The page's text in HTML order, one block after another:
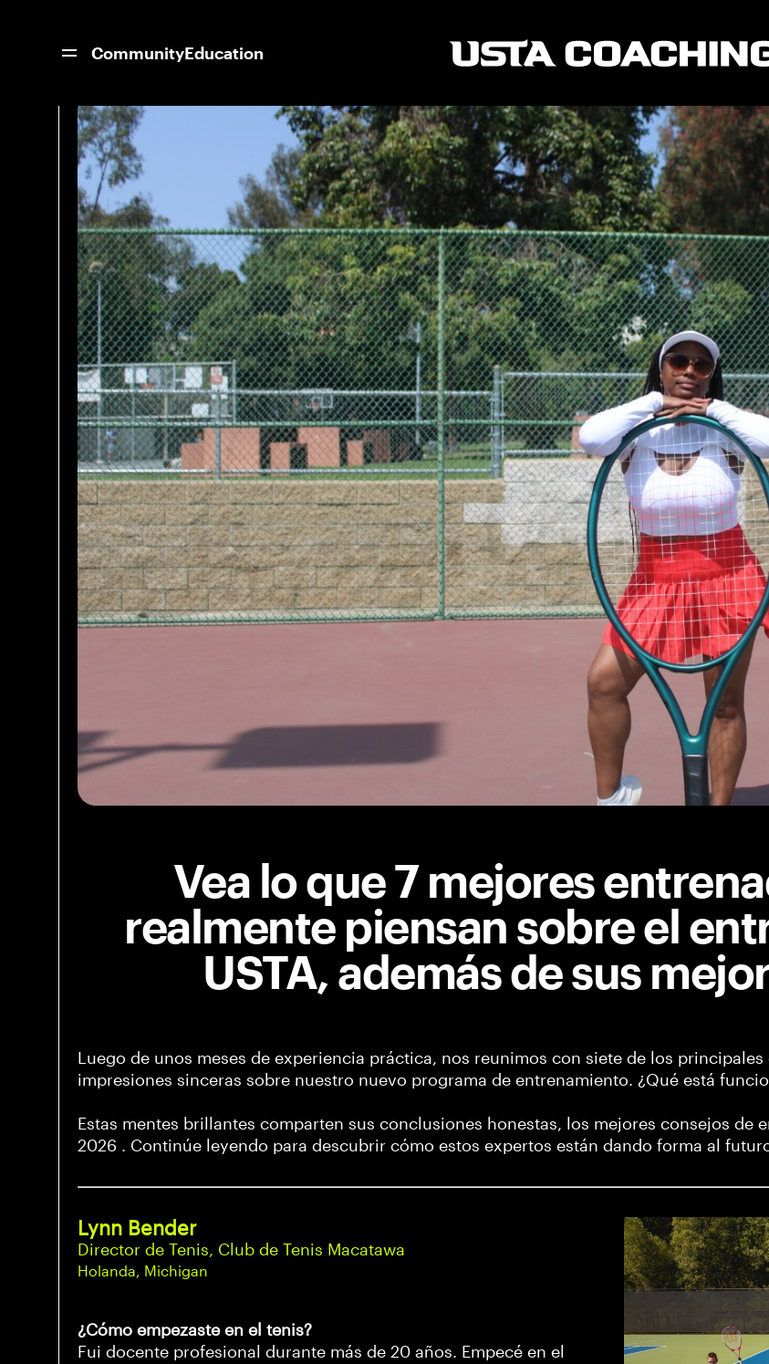
Community Education
Vea lo que 7 mejores entrenadores de tenis realmente piensan sobre el
Vea lo que 7 mejores
realmente piensan sobre el
USTA, además de sus
Luego de unos meses de experiencia práctica, nos reunimos con siete de los
impresiones sinceras sobre nuestro nuevo programa de entrenamiento. ¿Qué está
Estas mentes brillantes comparten sus conclusiones honestas, los mejores consejos de
2026 . Continúe leyendo para descubrir cómo estos expertos están dando forma al
Lynn Bender
Director de Tenis, Club de Tenis Macatawa
Holanda, Michigan
¿Cómo empezaste en el tenis?
Fui docente profesional durante más de 20 años. Empecé en el